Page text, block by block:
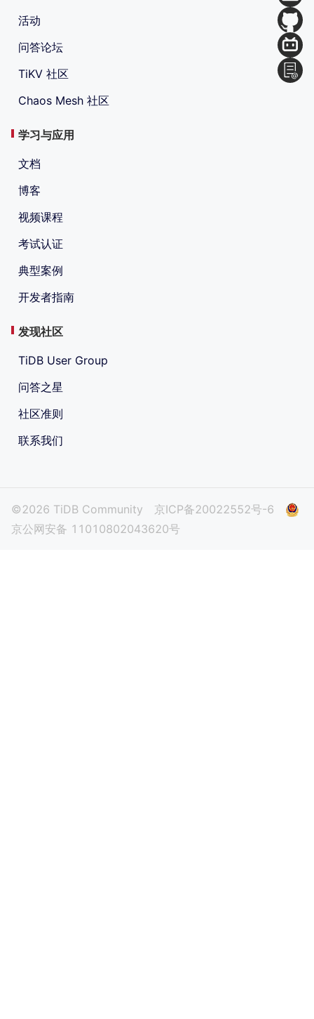
活动
问答论坛
TiKV 社区
Chaos Mesh 社区
学习与应用
文档
博客
视频课程
考试认证
典型案例
开发者指南
发现社区
TiDB User Group
问答之星
社区准则
联系我们
©2026 TiDB Community
京ICP备20022552号-6
京公网安备 11010802043620号